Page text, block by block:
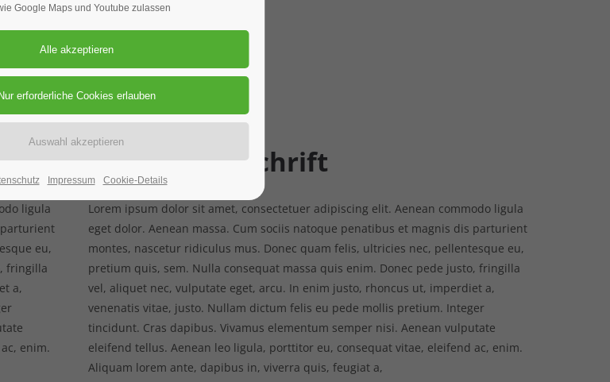
ORT
ligula
parturient
eu,
fringilla
a,
enim.
Kapitelüberschrift
Lorem ipsum dolor sit amet, consectetuer adipiscing elit. Aenean commodo ligula
eget dolor. Aenean massa. Cum sociis natoque penatibus et magnis dis parturient
montes, nascetur ridiculus mus. Donec quam felis, ultricies nec, pellentesque eu,
pretium quis, sem. Nulla consequat massa quis enim. Donec pede justo, fringilla
vel, aliquet nec, vulputate eget, arcu. In enim justo, rhoncus ut, imperdiet a,
venenatis vitae, justo. Nullam dictum felis eu pede mollis pretium. Integer
tincidunt. Cras dapibus. Vivamus elementum semper nisi. Aenean vulputate
eleifend tellus. Aenean leo ligula, porttitor eu, consequat vitae, eleifend ac, enim.
Aliquam lorem ante, dapibus in, viverra quis, feugiat a,
Google Maps und Youtube zulassen
Impressum Cookie-Details